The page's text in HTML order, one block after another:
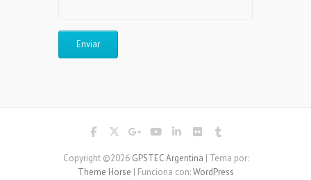
Copyright ©2026 GPSTEC Argentina | Tema por:
Theme Horse | Funciona con:WordPress